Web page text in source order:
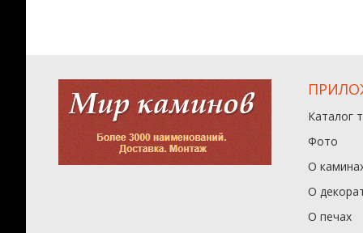
Каталог
Фото
О
О
О печах